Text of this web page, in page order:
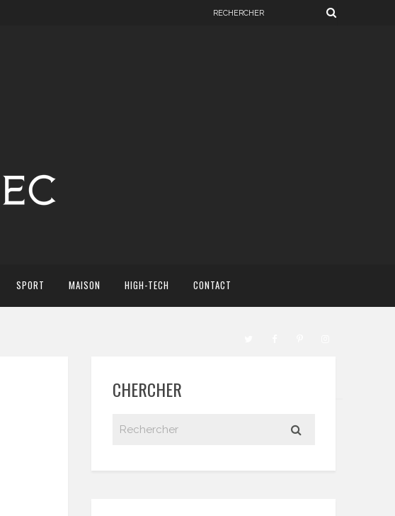
SPORT MAISON HIGH-TECH CONTACT
CHERCHER